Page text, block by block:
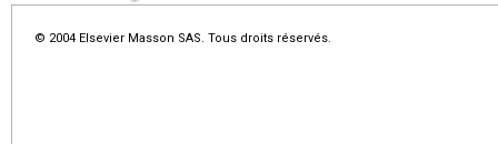
© 2004 Elsevier Masson SAS. Tous droits réservés.